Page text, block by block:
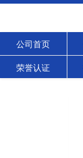
公司首页
荣誉认证